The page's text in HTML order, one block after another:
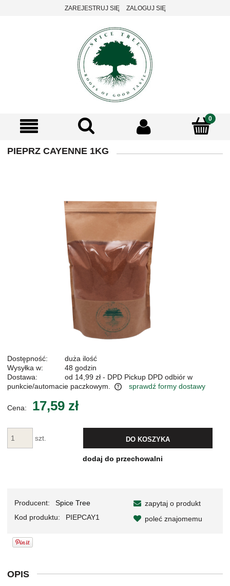
ZAREJESTRUJ SIĘ ZALOGUJ SIĘ
PIEPRZ CAYENNE 1KG
Dostępność:
duża ilość
Wysyłka w:
48 godzin
Dostawa:
od 14,99 zł - DPD Pickup DPD odbiór w
punkcie/automacie paczkowym.
sprawdź formy dostawy
Cena: 17,59 zł
szt. DO KOSZYKA
dodaj do przechowalni
Producent:
Spice Tree
Kod produktu:
PIEPCAY1
zapytaj o produkt
poleć znajomemu
OPIS